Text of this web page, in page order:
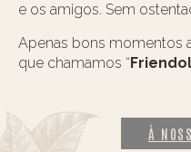
e os amigos. Sem
Apenas bons momentos
que chamamos “
À